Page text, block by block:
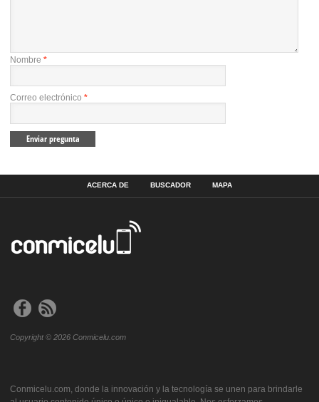
Nombre *
Correo electrónico *
ACERCA DE BUSCADOR MAPA
Copyright © 2026 Conmicelu.com
Conmicelu.com, donde la innovación y la tecnología se unen para brindarle